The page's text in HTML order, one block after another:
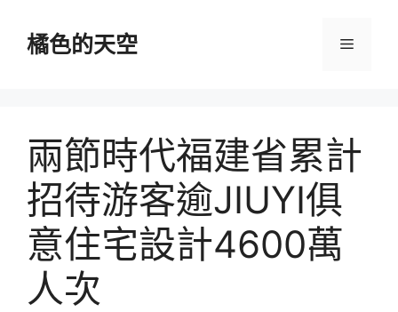
橘色的天空 選
兩節時代福建省累計
招待游客逾JIUYI俱
意住宅設計4600萬
人次